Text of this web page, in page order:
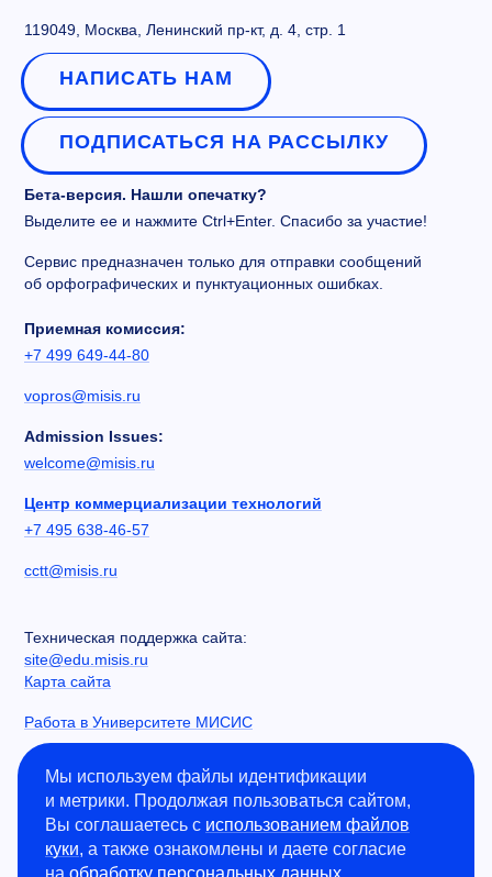
119049, Москва, Ленинский пр-кт, д. 4, стр. 1
НАПИСАТЬ НАМ
ПОДПИСАТЬСЯ НА РАССЫЛКУ
Бета-версия. Нашли опечатку?
Выделите ее и нажмите Ctrl+Enter. Спасибо за участие!
Сервис предназначен только для отправки сообщений
об орфографических и пунктуационных ошибках.
Приемная комиссия:
+7 499 649-44-80
vopros@misis.ru
Admission Issues:
welcome@misis.ru
Центр коммерциализации технологий
+7 495 638-46-57
cctt@misis.ru
Техническая поддержка сайта:
site@edu.misis.ru
Карта сайта
Работа в Университете МИСИС
Сведения об образовательной организации
Информация о закупках
Противодействие коррупции
Политика конфиденциальности
Мы используем файлы идентификации
и метрики. Продолжая пользоваться сайтом,
Вы соглашаетесь с использованием файлов
куки, а также ознакомлены и даете согласие
на обработку персональных данных